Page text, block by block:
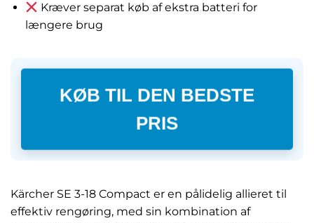
Kræver separat køb af ekstra batteri for
længere brug
KØB TIL DEN BEDSTE
PRIS
Kärcher SE 3-18 Compact er en pålidelig allieret til
effektiv rengøring, med sin kombination af